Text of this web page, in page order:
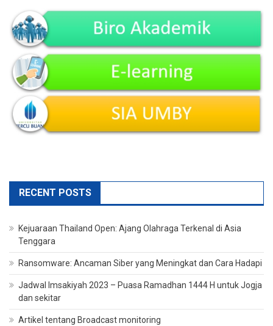
RECENT POSTS
Kejuaraan Thailand Open: Ajang Olahraga Terkenal di Asia
Tenggara
Ransomware: Ancaman Siber yang Meningkat dan Cara Hadapi
Jadwal Imsakiyah 2023 – Puasa Ramadhan 1444 H untuk Jogja
dan sekitar
Artikel tentang Broadcast monitoring